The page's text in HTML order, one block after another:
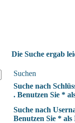
Die Suche ergab
Suchen
Suche nach
. Benutzen Sie *
Suche nach
Benutzen Sie * als